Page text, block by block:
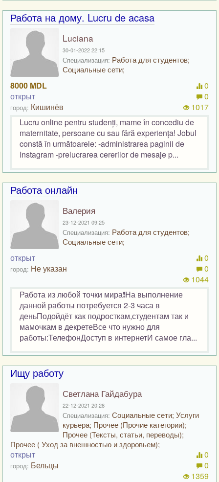
Работа на дому. Lucru de acasa
Luciana
30-01-2022 22:15
Специализация: Работа для студентов;
Социальные сети;
8000 MDL
открыт
город: Кишинёв
0
0
1017
Lucru online pentru studenți, mame în concediu de
maternitate, persoane cu sau fără experiența! Jobul
constă în următoarele: -administrarea paginii de
Instagram -prelucrarea cererilor de mesaje p...
Работа онлайн
Валерия
23-12-2021 09:25
Специализация: Работа для студентов;
Социальные сети;
открыт
город: Не указан
0
0
1044
Работа из любой точки мира❗На выполнение
данной работы потребуется 2-3 часа в
деньПодойдёт как подросткам,студентам так и
мамочкам в декретеВсе что нужно для
работы:ТелефонДоступ в интернетИ самое гла...
Ищу работу
Светлана Гайдабура
22-12-2021 20:28
Специализация: Социальные сети; Услуги
курьера; Прочее (Прочие категории);
Прочее (Тексты, статьи, переводы);
Прочее ( Уход за внешностью и здоровьем);
открыт
город: Бельцы
0
0
1359